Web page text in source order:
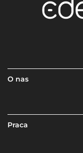
O nas
Praca